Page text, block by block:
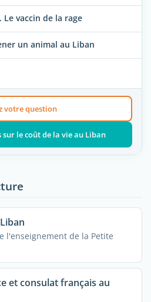
vaccin de la rage
un animal au Liban
votre question
sur le coût de la vie au Liban
l'enseignement de la Petite
et consulat français au